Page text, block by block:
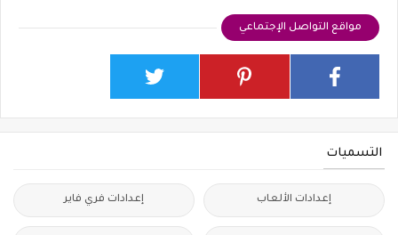
مواقع التواصل الإجتماعي
التسميات
إعدادات الألعاب إعدادات فري فاير